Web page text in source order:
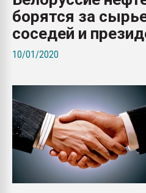
борятся за
соседей и
10/01/2020